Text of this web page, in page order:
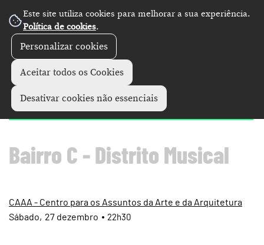
Este site utiliza cookies para melhorar a sua experiência.
Política de cookies.
Personalizar cookies
Aceitar todos os Cookies
Desativar cookies não essenciais
Concertos +
Gatafunho • Cortada
Bairro C - Distrito Musical
CAAA - Centro para os Assuntos da Arte e da Arquitetura
27 dezembro
Sábado 22h30